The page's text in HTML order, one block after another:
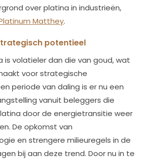
over platina in industrieën,
Matthey.
potentieel
is volatieler dan die van goud, wat
voor strategische
periode van daling is er nu een
vanuit beleggers die
door de energietransitie weer
De opkomst van
en strengere milieuregels in de
bij aan deze trend. Door nu in te